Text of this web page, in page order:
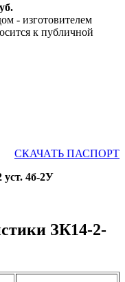
- изготовителем
к публичной
СКАЧАТЬ ПАСПОРТ
уст. 4б-2У
ЗК14-2-